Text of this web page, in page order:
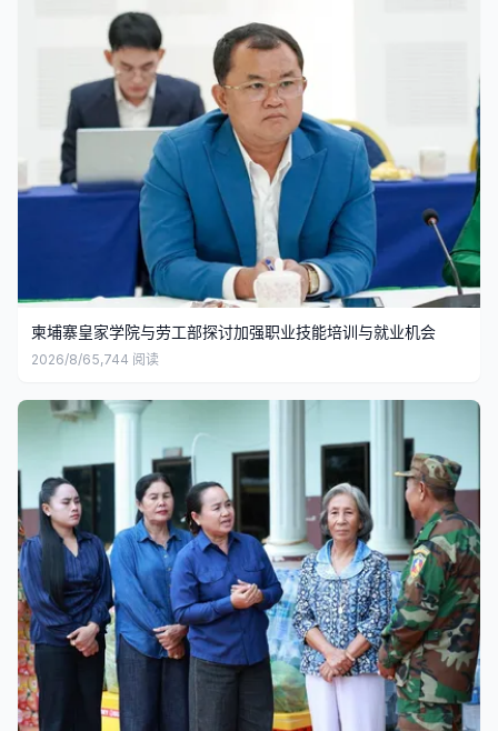
柬埔寨皇家学院与劳工部探讨加强职业技能培训与就业机会
2026/8/65,744 阅读